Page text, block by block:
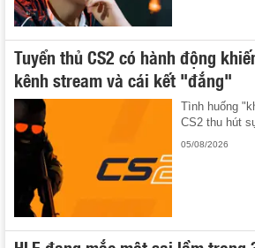
Tuyển thủ CS2 có hành động
kênh stream và cái kết "đắng"
Tình huống
CS2 thu hút
05/08/2026